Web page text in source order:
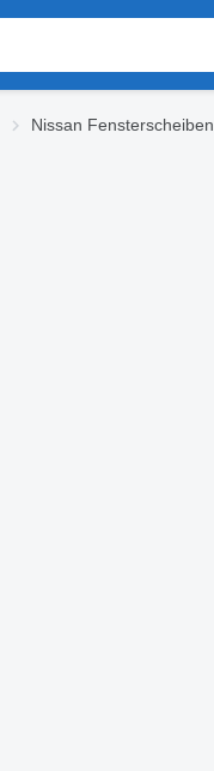
Nissan Fensterscheiben